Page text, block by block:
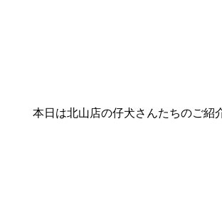
本日は北山店の仔犬さんたちのご紹